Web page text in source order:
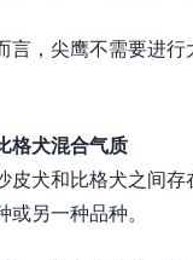
言，尖鹰不需要进
格犬混合气质
皮犬和比格犬之间
另一种品种。